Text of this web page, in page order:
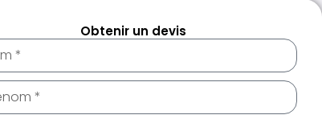
Obtenir un devis